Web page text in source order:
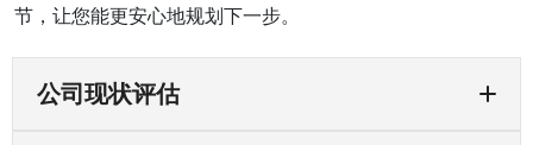
节，让您能更安心地规划下一步。
公司现状评估